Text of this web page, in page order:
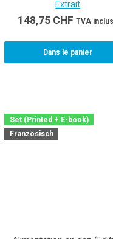
Extrait
148,75 CHF TVA
Dans le panier
Set (Printed + E-book)
Französisch